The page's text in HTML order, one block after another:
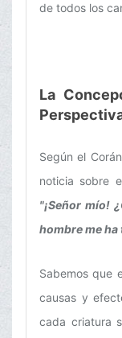
de todos los
La
Según el
noticia sobre
"¡Señor mío!
hombre me ha
Sabemos que
causas y
cada criatura